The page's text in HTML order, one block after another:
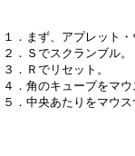
１．まず、アプレット
２．Ｓでスクランブル。
３．Ｒでリセット。
４．角のキューブをマ